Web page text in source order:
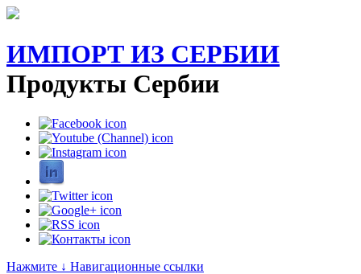
ИМПОРТ ИЗ СЕРБИИ
Продукты Сербии
Нажмите ↓ Навигационные ссылки